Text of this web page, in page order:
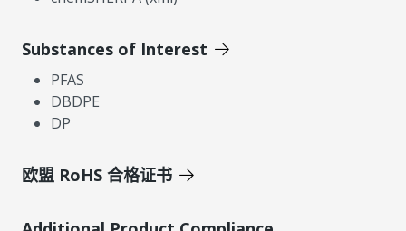
Substances of Interest
PFAS
DBDPE
DP
欧盟 RoHS 合格证书